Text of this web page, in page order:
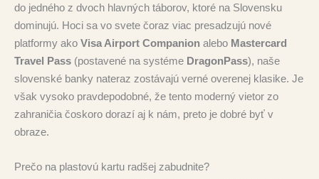
do jedného z dvoch hlavných táborov, ktoré na Slovensku
dominujú. Hoci sa vo svete čoraz viac presadzujú nové
platformy ako Visa Airport Companion alebo Mastercard
Travel Pass (postavené na systéme DragonPass), naše
slovenské banky nateraz zostávajú verné overenej klasike. Je
však vysoko pravdepodobné, že tento moderný vietor zo
zahraničia čoskoro dorazí aj k nám, preto je dobré byť v
obraze.
Prečo na plastovú kartu radšej zabudnite?